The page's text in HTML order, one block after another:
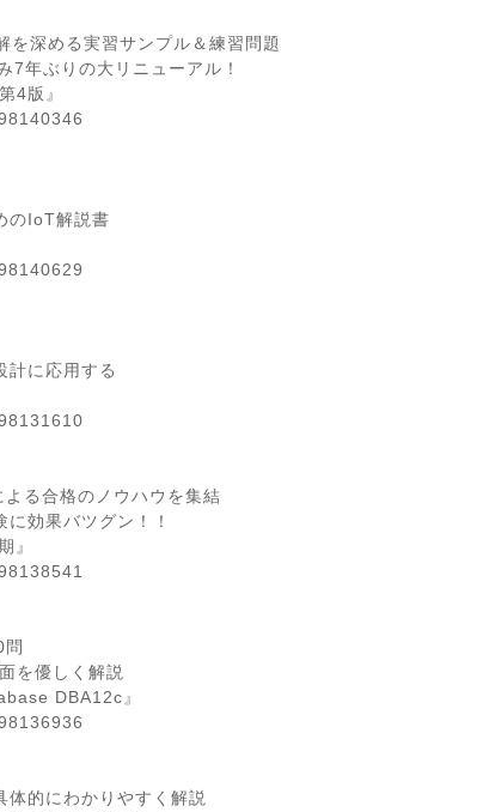
深める実習サンプル＆練習問題
年ぶりの大リニューアル！
4版』
のIoT解説書
に応用する
る合格のノウハウを集結
効果バツグン！！
』
問
を優しく解説
DBA12c』
体的にわかりやすく解説